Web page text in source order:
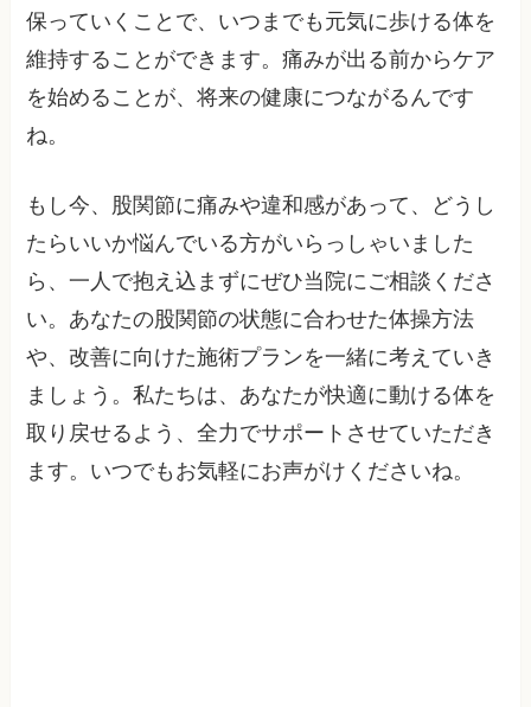
保っていくことで、いつまでも元気に歩ける体を
維持することができます。痛みが出る前からケア
を始めることが、将来の健康につながるんです
ね。
もし今、股関節に痛みや違和感があって、どうし
たらいいか悩んでいる方がいらっしゃいました
ら、一人で抱え込まずにぜひ当院にご相談くださ
い。あなたの股関節の状態に合わせた体操方法
や、改善に向けた施術プランを一緒に考えていき
ましょう。私たちは、あなたが快適に動ける体を
取り戻せるよう、全力でサポートさせていただき
ます。いつでもお気軽にお声がけくださいね。